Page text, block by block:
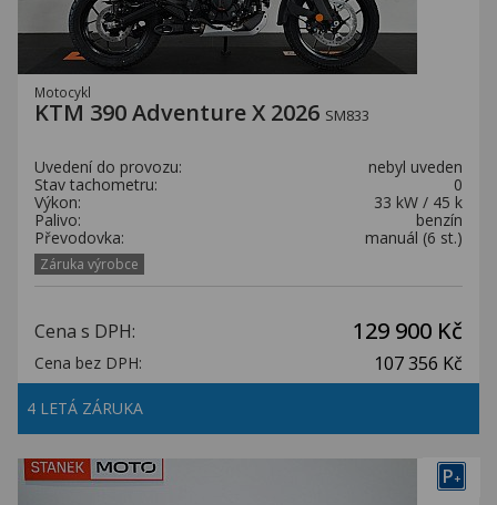
Motocykl
KTM 390 Adventure X 2026 SM833
Uvedení do provozu:
nebyl uveden
Stav tachometru:
0
Výkon:
33 kW / 45 k
Palivo:
benzín
Převodovka:
manuál (6 st.)
Záruka výrobce
Cena s DPH: 129 900 Kč
Cena bez DPH: 107 356 Kč
4 LETÁ ZÁRUKA
P+